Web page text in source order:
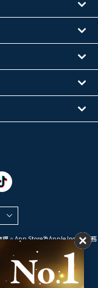
。App Store為Apple Inc. 的服務